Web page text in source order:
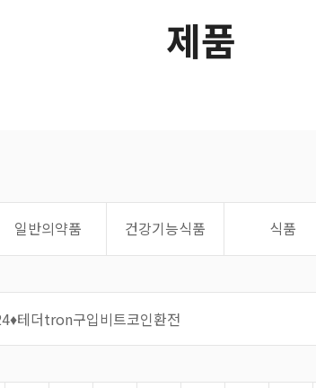
제품
일반의약품 건강기능식품 식품